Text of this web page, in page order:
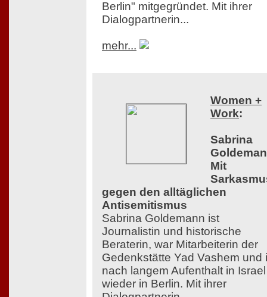
Berlin" mitgegründet. Mit ihrer
Dialogpartnerin...
mehr...
Women +
Work:
Sabrina
Mit
gegen den alltäglichen
Antisemitismus
Sabrina Goldemann ist
Journalistin und historische
Beraterin, war Mitarbeiterin der
Gedenkstätte Yad Vashem und
nach langem Aufenthalt in Israel
wieder in Berlin. Mit ihrer